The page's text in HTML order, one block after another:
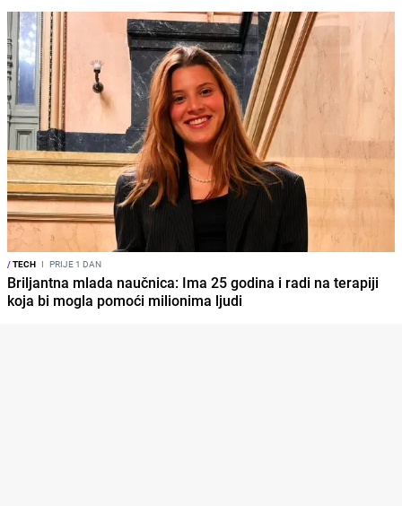
/TECH I PRIJE 1 DAN
Briljantna mlada naučnica: Ima 25 godina i radi na terapiji
koja bi mogla pomoći milionima ljudi